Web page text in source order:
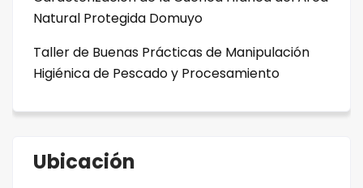
Natural Protegida Domuyo
Taller de Buenas Prácticas de Manipulación
Higiénica de Pescado y Procesamiento
Ubicación